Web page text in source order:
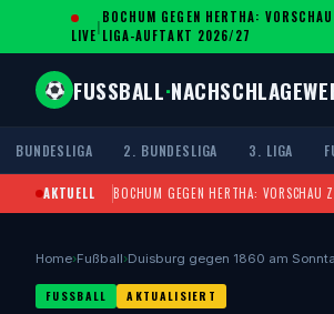
LIVE
|
BOCHUM GEGEN HERTHA:
LIGA-AUFTAKT 2026/27
FUSSBALL·
BUNDESLIGA 2. BUNDESLIGA 3. LIGA
AKTUELL BOCHUM GEGEN HERTHA:
Home›Fußball›Duisburg gegen 1860 am
FUSSBALL AKTUALISIERT